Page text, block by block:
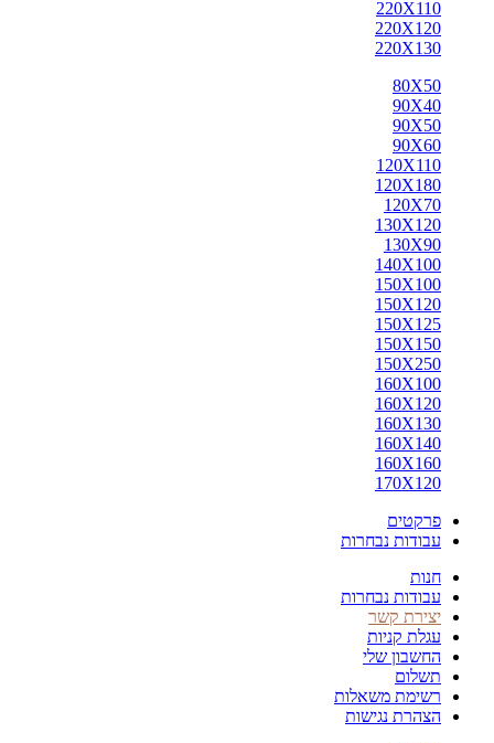
220X110
220X120
220X130
80X50
90X40
90X50
90X60
120X110
120X180
120X70
130X120
130X90
140X100
150X100
150X120
150X125
150X150
150X250
160X100
160X120
160X130
160X140
160X160
170X120
פרקטים
עבודות נבחרות
חנות
עבודות נבחרות
יצירת קשר
עגלת קניות
החשבון שלי
תשלום
רשימת משאלות
הצהרת נגישות